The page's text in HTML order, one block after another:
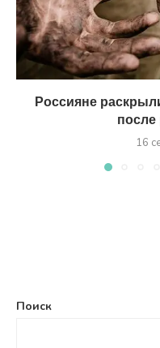
Россияне
после
16
Поиск